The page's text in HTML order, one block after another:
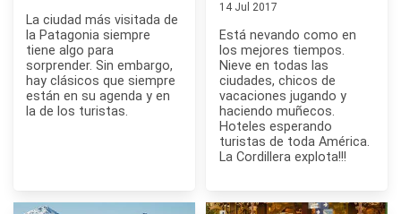
La ciudad más visitada de
la Patagonia siempre
tiene algo para
sorprender. Sin embargo,
hay clásicos que siempre
están en su agenda y en
la de los turistas.
14 Jul 2017
Está nevando como en
los mejores tiempos.
Nieve en todas las
ciudades, chicos de
vacaciones jugando y
haciendo muñecos.
Hoteles esperando
turistas de toda América.
La Cordillera explota!!!